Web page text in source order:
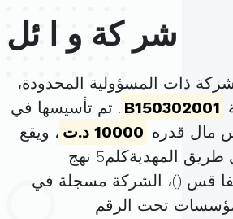
شر كة و ا ئل
ذات المسؤولية المحدودة،
B150302001 . تم تأسيسها في
10000 د.ت
، ويقع
مقرها الرئيسي في طريق المهديةكلم5 نهج
قس ()، الشركة مسجلة في
تحت الرقم